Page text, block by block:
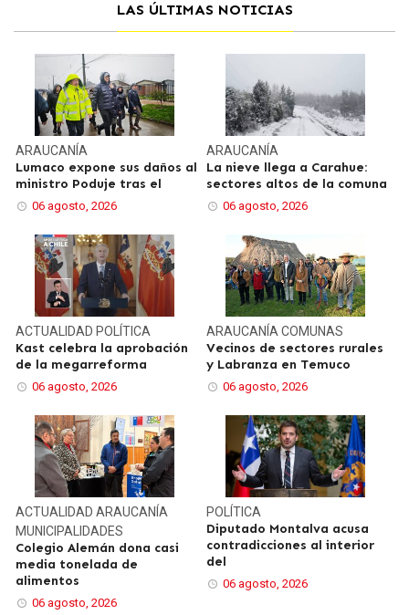
LAS ÚLTIMAS NOTICIAS
ARAUCANÍA
Lumaco expone sus daños al
ministro Poduje tras el
06 agosto, 2026
ARAUCANÍA
La nieve llega a Carahue:
sectores altos de la comuna
06 agosto, 2026
ACTUALIDAD POLÍTICA
Kast celebra la aprobación
de la megarreforma
06 agosto, 2026
ARAUCANÍA COMUNAS
Vecinos de sectores rurales
y Labranza en Temuco
06 agosto, 2026
ACTUALIDADARAUCANÍA
MUNICIPALIDADES
Colegio Alemán dona casi
media tonelada de
alimentos
06 agosto, 2026
POLÍTICA
Diputado Montalva acusa
contradicciones al interior
del
06 agosto, 2026